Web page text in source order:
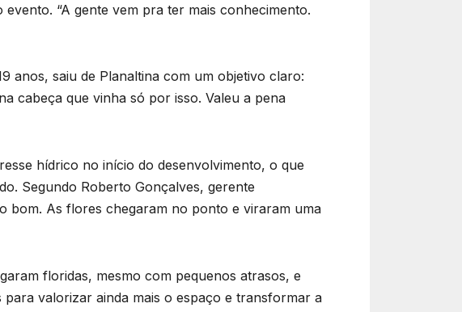
“A gente vem pra ter mais conhecimento.
anos, saiu de Planaltina com um objetivo claro:
cabeça que vinha só por isso. Valeu a pena
hídrico no início do desenvolvimento, o que
Segundo Roberto Gonçalves, gerente
bom. As flores chegaram no ponto e viraram uma
floridas, mesmo com pequenos atrasos, e
valorizar ainda mais o espaço e transformar a